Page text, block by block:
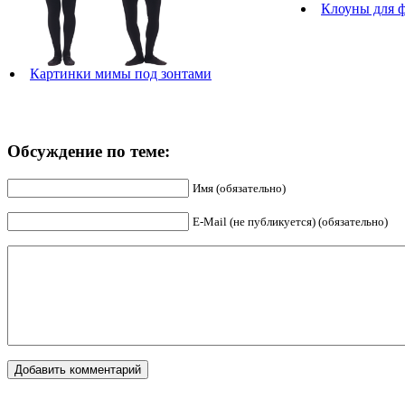
Картинки мимы под зонтами
Клоуны для
Обсуждение по теме:
Имя (обязательно)
E-Mail (не публикуется) (обязательно)